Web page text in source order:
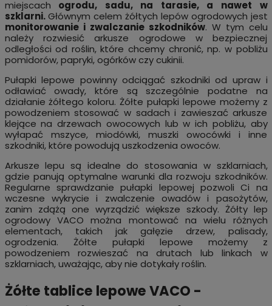
miejscach ogrodu, sadu, na tarasie, a nawet w
szklarni.Głównym celem żółtych lepów ogrodowych jest
monitorowanie i zwalczanie szkodników. W tym celu
należy rozwiesić arkusze ogrodowe w bezpiecznej
odległości od roślin, które chcemy chronić, np. w pobliżu
pomidorów, papryki, ogórków czy cukinii.
Pułapki lepowe powinny odciągać szkodniki od upraw i
odławiać owady, które są szczególnie podatne na
działanie żółtego koloru. Żółte pułapki lepowe możemy z
powodzeniem stosować w sadach i zawieszać arkusze
klejące na drzewach owocowych lub w ich pobliżu, aby
wyłapać mszyce, miodówki, muszki owocówki i inne
szkodniki, które powodują uszkodzenia owoców.
Arkusze lepu są idealne do stosowania w szklarniach,
gdzie panują optymalne warunki dla rozwoju szkodników.
Regularne sprawdzanie pułapki lepowej pozwoli Ci na
wczesne wykrycie i zwalczenie owadów i pasożytów,
zanim zdążą one wyrządzić większe szkody. Żółty lep
ogrodowy VACO można montować na wielu różnych
elementach, takich jak gałęzie drzew, palisady,
ogrodzenia. Żółte pułapki lepowe możemy z
powodzeniem rozwieszać na drutach lub linkach w
szklarniach, uważając, aby nie dotykały roślin.
Żółte tablice lepowe VACO -